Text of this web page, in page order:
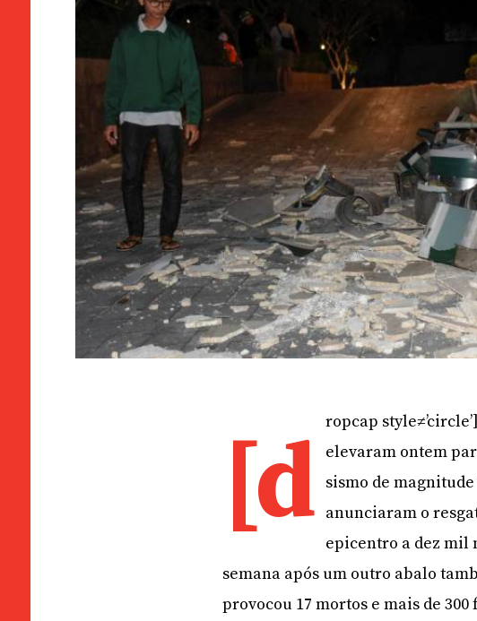
[d ropcap
elevaram ontem
sismo de
anunciaram o
epicentro a dez mil
semana após um outro abalo
provocou 17 mortos e mais de 300